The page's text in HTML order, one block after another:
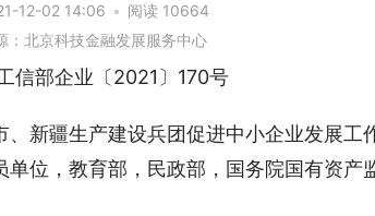
12-02 14:06 • 阅读 10664
：北京科技金融发展服务中心
信部企业〔2021〕170号
新疆生产建设兵团促进中小企业发展工
位，教育部，民政部，国务院国有资产